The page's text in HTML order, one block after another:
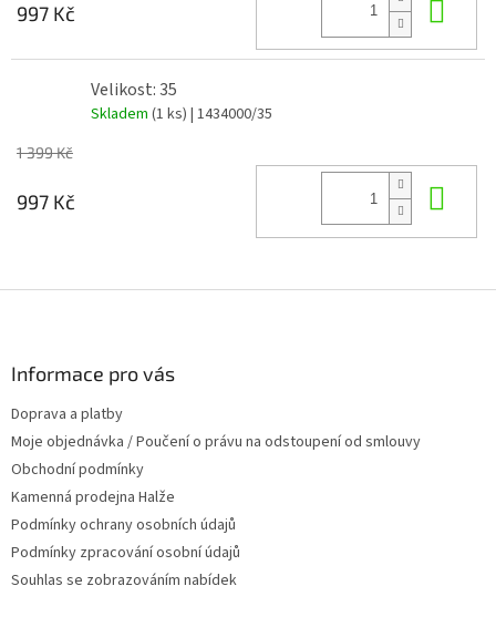
997 Kč
Velikost: 35
Skladem (1 ks) | 1434000/35
1 399 Kč
997 Kč
Informace pro vás
Doprava a platby
Moje objednávka / Poučení o právu na odstoupení od smlouvy
Obchodní podmínky
Kamenná prodejna Halže
Podmínky ochrany osobních údajů
Podmínky zpracování osobní údajů
Souhlas se zobrazováním nabídek